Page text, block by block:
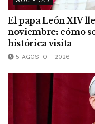
El papa León XIV
noviembre: cómo
histórica visita
5 AGOSTO - 2026